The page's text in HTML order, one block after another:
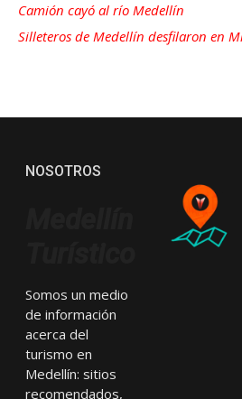
Camión cayó al río Medellín
Silleteros de Medellín desfilaron en
NOSOTROS
Somos un medio
de información
acerca del
turismo en
Medellín: sitios
recomendados,